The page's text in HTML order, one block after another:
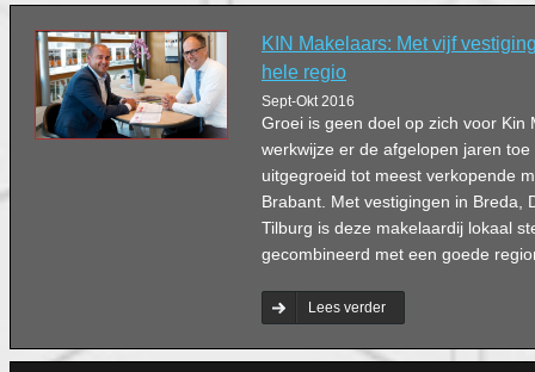
KIN Makelaars: Met vijf
hele regio
Sept-Okt 2016
Groei is geen doel op zich voor Kin
werkwijze er de afgelopen jaren
uitgegroeid tot meest verkopende
Brabant. Met vestigingen in Breda,
Tilburg is deze makelaardij lokaal
gecombineerd met een goede
Lees verder